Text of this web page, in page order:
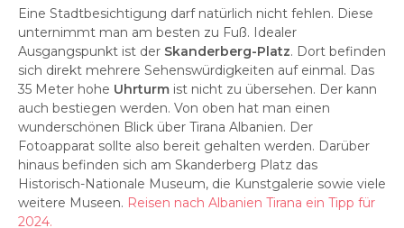
Eine Stadtbesichtigung darf natürlich nicht fehlen. Diese
unternimmt man am besten zu Fuß. Idealer
Ausgangspunkt ist der Skanderberg-Platz. Dort befinden
sich direkt mehrere Sehenswürdigkeiten auf einmal. Das
35 Meter hohe Uhrturm ist nicht zu übersehen. Der kann
auch bestiegen werden. Von oben hat man einen
wunderschönen Blick über Tirana Albanien. Der
Fotoapparat sollte also bereit gehalten werden. Darüber
hinaus befinden sich am Skanderberg Platz das
Historisch-Nationale Museum, die Kunstgalerie sowie viele
weitere Museen. Reisen nach Albanien Tirana ein Tipp für
2024.